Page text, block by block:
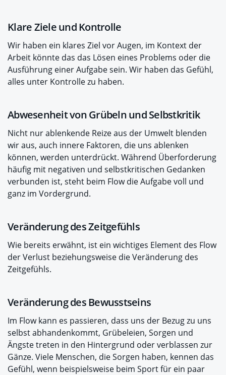
Klare Ziele und Kontrolle
Wir haben ein klares Ziel vor Augen, im Kontext der
Arbeit könnte das das Lösen eines Problems oder die
Ausführung einer Aufgabe sein. Wir haben das Gefühl,
alles unter Kontrolle zu haben.
Abwesenheit von Grübeln und Selbstkritik
Nicht nur ablenkende Reize aus der Umwelt blenden
wir aus, auch innere Faktoren, die uns ablenken
können, werden unterdrückt. Während Überforderung
häufig mit negativen und selbstkritischen Gedanken
verbunden ist, steht beim Flow die Aufgabe voll und
ganz im Vordergrund.
Veränderung des Zeitgefühls
Wie bereits erwähnt, ist ein wichtiges Element des Flow
der Verlust beziehungsweise die Veränderung des
Zeitgefühls.
Veränderung des Bewusstseins
Im Flow kann es passieren, dass uns der Bezug zu uns
selbst abhandenkommt, Grübeleien, Sorgen und
Ängste treten in den Hintergrund oder verblassen zur
Gänze. Viele Menschen, die Sorgen haben, kennen das
Gefühl, wenn beispielsweise beim Sport für ein paar